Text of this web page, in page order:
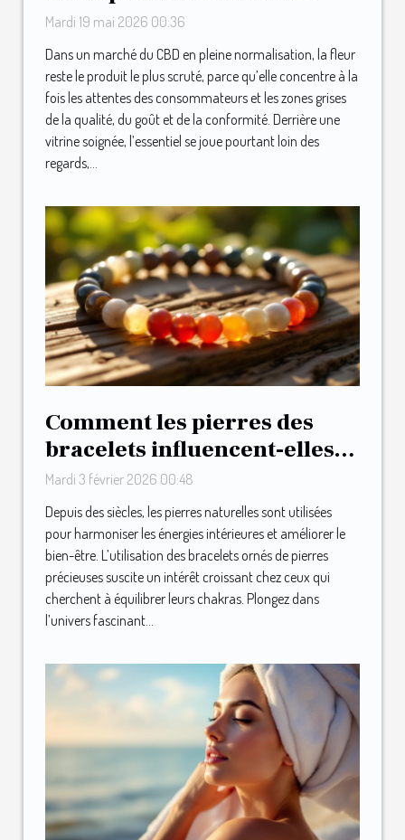
sélection, secrets et rigueur
Mardi 19 mai 2026 00:36
Dans un marché du CBD en pleine normalisation, la fleur
reste le produit le plus scruté, parce qu’elle concentre à la
fois les attentes des consommateurs et les zones grises
de la qualité, du goût et de la conformité. Derrière une
vitrine soignée, l’essentiel se joue pourtant loin des
regards,...
Comment les pierres des
bracelets influencent-elles
les chakras ?
Mardi 3 février 2026 00:48
Depuis des siècles, les pierres naturelles sont utilisées
pour harmoniser les énergies intérieures et améliorer le
bien-être. L’utilisation des bracelets ornés de pierres
précieuses suscite un intérêt croissant chez ceux qui
cherchent à équilibrer leurs chakras. Plongez dans
l’univers fascinant...